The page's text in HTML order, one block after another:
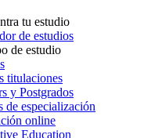
tu estudio
de estudios
de estudio
titulaciones
y Postgrados
de especialización
online
Education